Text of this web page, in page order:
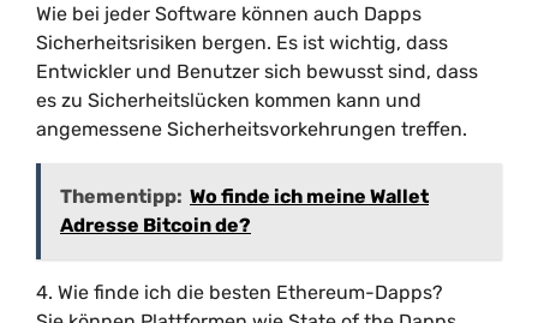
Wie bei jeder Software können auch Dapps
Sicherheitsrisiken bergen. Es ist wichtig, dass
Entwickler und Benutzer sich bewusst sind, dass
es zu Sicherheitslücken kommen kann und
angemessene Sicherheitsvorkehrungen treffen.
Thementipp: Wo finde ich meine Wallet
Adresse Bitcoin de?
4. Wie finde ich die besten Ethereum-Dapps?